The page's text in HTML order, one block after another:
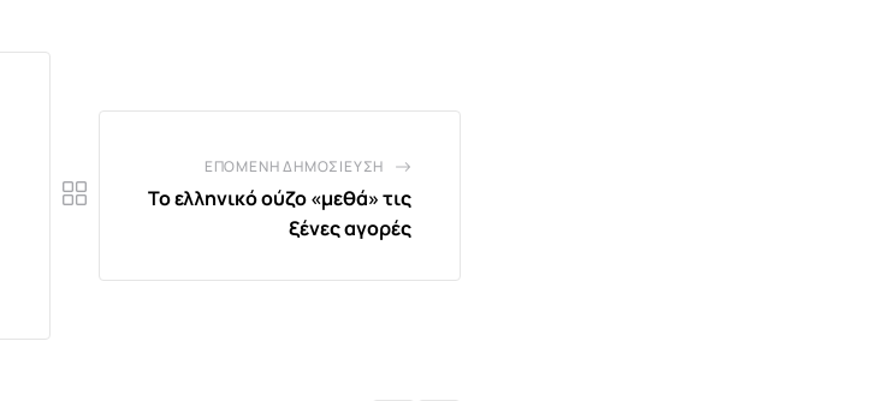
ΕΠΌΜΕΝΗ ΔΗΜΟΣΊΕΥΣΗ
Το ελληνικό ούζο «µεθά» τις
ξένες αγορές